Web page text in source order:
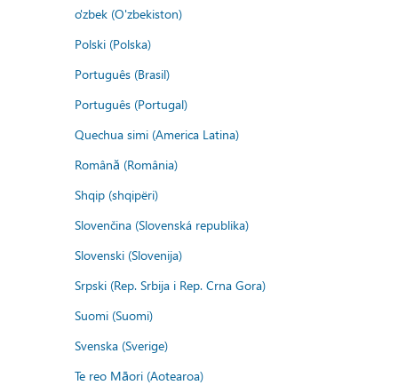
o'zbek (O'zbekiston)
Polski (Polska)
Português (Brasil)
Português (Portugal)
Quechua simi (America Latina)
Română (România)
Shqip (shqipëri)
Slovenčina (Slovenská republika)
Slovenski (Slovenija)
Srpski (Rep. Srbija i Rep. Crna Gora)
Suomi (Suomi)
Svenska (Sverige)
Te reo Māori (Aotearoa)